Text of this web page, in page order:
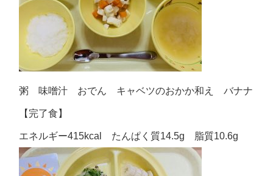
粥 味噌汁 おでん キャベツのおかか和え バナナ
【完了食】
エネルギー415kcal たんぱく質14.5g 脂質10.6g